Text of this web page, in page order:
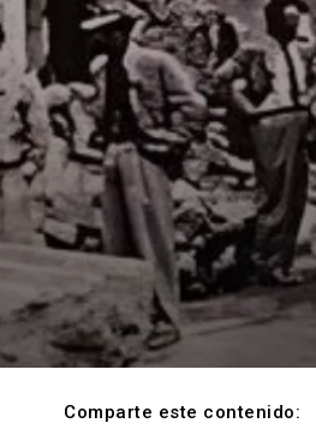
Comparte este contenido: